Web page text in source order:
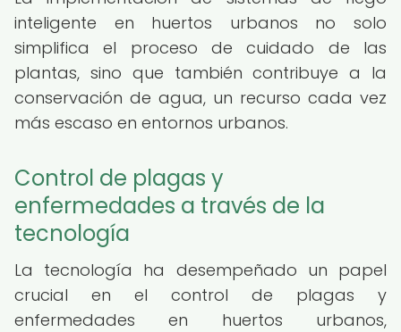
inteligente en huertos urbanos no solo
simplifica el proceso de cuidado de las
plantas, sino que también contribuye a la
conservación de agua, un recurso cada vez
más escaso en entornos urbanos.
Control de plagas y
enfermedades a través de la
tecnología
La tecnología ha desempeñado un papel
crucial en el control de plagas y
enfermedades en huertos urbanos,